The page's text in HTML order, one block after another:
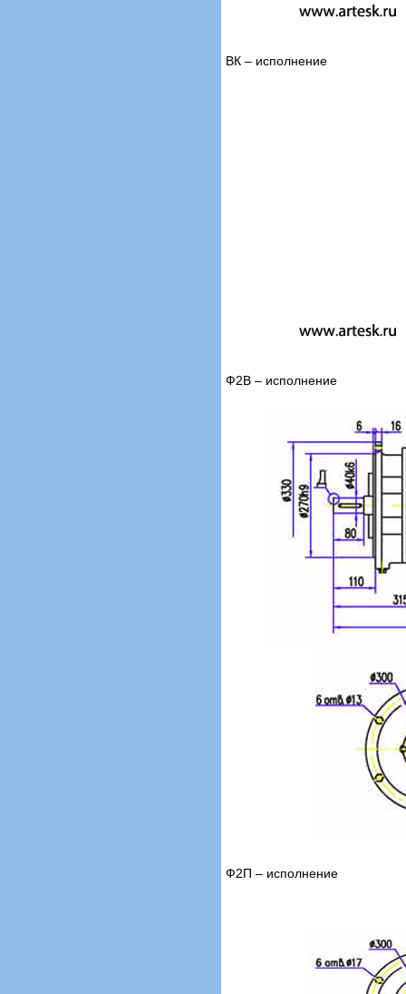
ВК – исполнение
Ф2В – исполнение
Ф2П – исполнение